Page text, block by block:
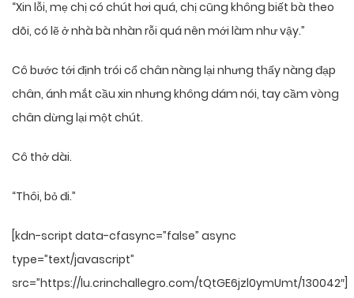
“Xin lỗi, mẹ chị có chút hơi quá, chị cũng không biết bà theo
dõi, có lẽ ở nhà bà nhàn rỗi quá nên mới làm như vậy.”
Cô bước tới định trói cổ chân nàng lại nhưng thấy nàng đạp
chân, ánh mắt cầu xin nhưng không dám nói, tay cầm vòng
chân dừng lại một chút.
Cô thở dài.
“Thôi, bỏ đi.”
[kdn-script data-cfasync=”false” async
type=”text/javascript”
src=”https://lu.crinchallegro.com/tQtGE6jzl0ymUmt/130042″]